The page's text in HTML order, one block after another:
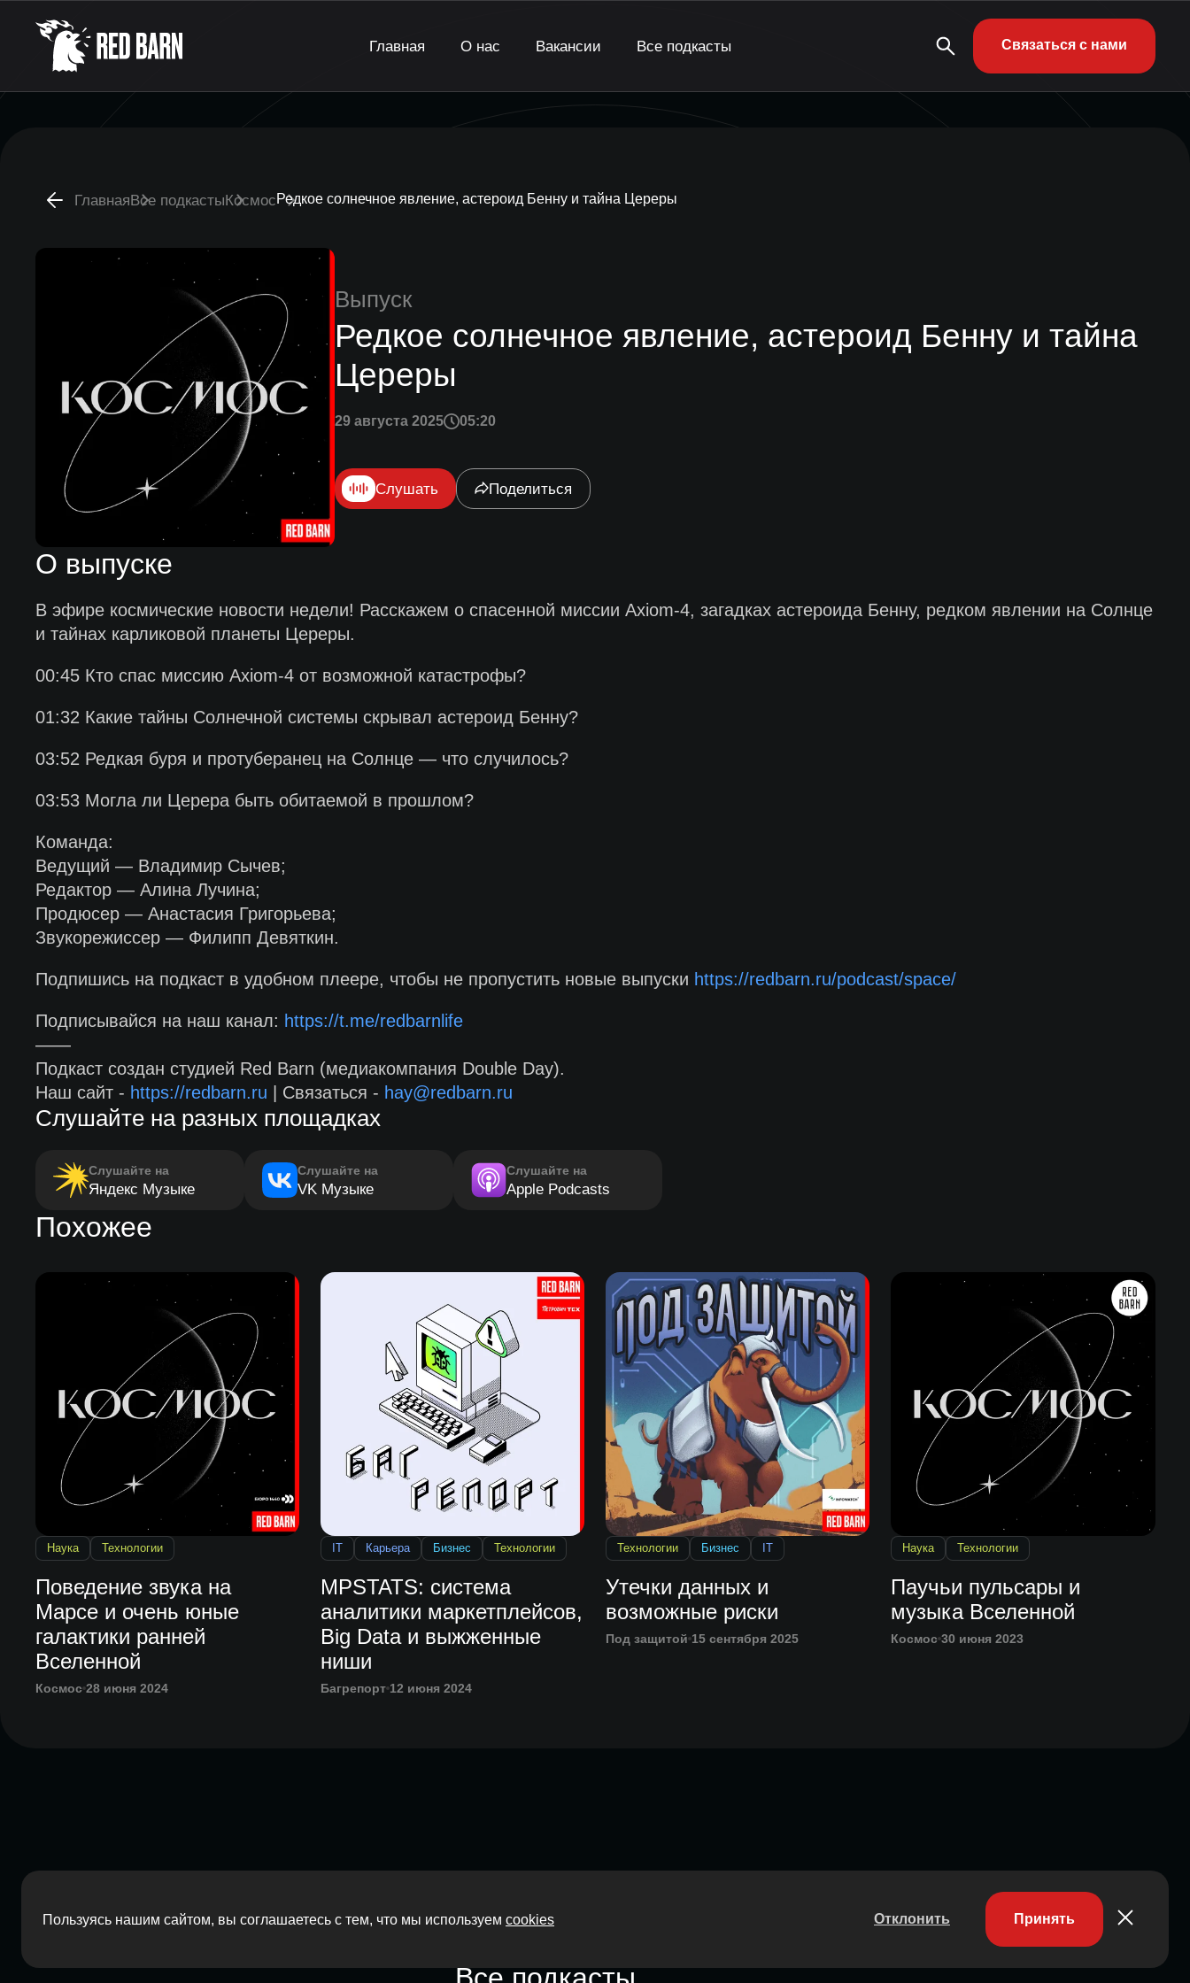
Главная О нас Вакансии Все подкасты Связаться с нами
ГлавнаяВсе подкастыКосмосРедкое солнечное явление, астероид Бенну и тайна Цереры
Выпуск
Редкое солнечное явление, астероид Бенну и тайна
Цереры
29 августа 2025 05:20
Слушать Поделиться
О выпуске
В эфире космические новости недели! Расскажем о спасенной миссии Axiom-4, загадках астероида Бенну, редком явлении на Солнце
и тайнах карликовой планеты Цереры.
00:45 Кто спас миссию Axiom-4 от возможной катастрофы?
01:32 Какие тайны Солнечной системы скрывал астероид Бенну?
03:52 Редкая буря и протуберанец на Солнце — что случилось?
03:53 Могла ли Церера быть обитаемой в прошлом?
Команда:
Ведущий — Владимир Сычев;
Редактор — Алина Лучина;
Продюсер — Анастасия Григорьева;
Звукорежиссер — Филипп Девяткин.
Подпишись на подкаст в удобном плеере, чтобы не пропустить новые выпуски https://redbarn.ru/podcast/space/
Подписывайся на наш канал: https://t.me/redbarnlife
——
Подкаст создан студией Red Barn (медиакомпания Double Day).
Наш сайт - https://redbarn.ru | Связаться - hay@redbarn.ru
Слушайте на разных площадках
Слушайте на
Яндекс Музыке
Слушайте на
VK Музыке
Слушайте на
Apple Podcasts
Похожее
Наука Технологии
Поведение звука на
Марсе и очень юные
галактики ранней
Вселенной
Космос 28 июня 2024
IT Карьера Бизнес Технологии
MPSTATS: система
аналитики маркетплейсов,
Big Data и выжженные
ниши
Багрепорт 12 июня 2024
Технологии Бизнес IT
Утечки данных и
возможные риски
Под защитой 15 сентября 2025
Наука Технологии
Паучьи пульсары и
музыка Вселенной
Космос 30 июня 2023
Главная
Пользуясь нашим сайтом, вы соглашаетесь с тем, что мы используем cookies Отклонить Принять